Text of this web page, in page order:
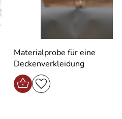
Materialprobe für eine
Deckenverkleidung